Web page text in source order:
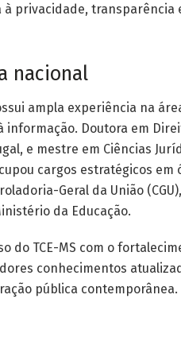
privacidade, transparência
nacional
ampla experiência na
informação. Doutora em
e mestre em Ciências
cargos estratégicos
Geral da União
da Educação.
do TCE-MS com o
conhecimentos
pública contemporânea.